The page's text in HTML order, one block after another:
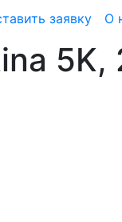
заявку О
5K,